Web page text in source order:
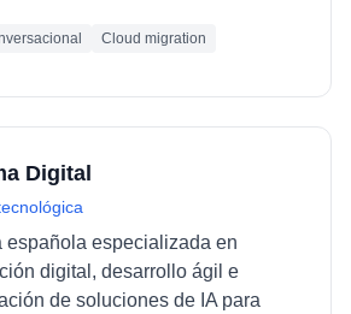
Cloud migration
Digital
española especializada en
digital, desarrollo ágil e
de soluciones de IA para